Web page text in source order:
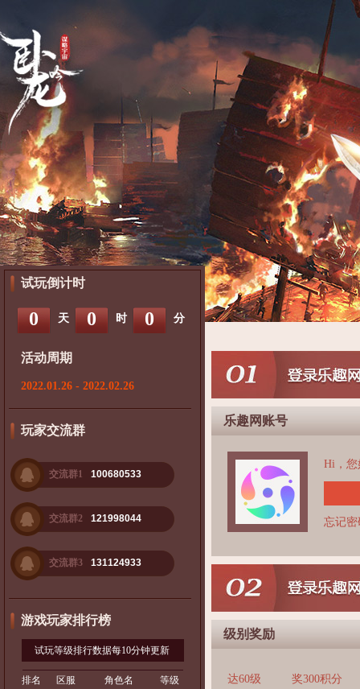
试玩倒计时
0 天 0 时 0 分
活动周期
2022.01.26 - 2022.02.26
玩家交流群
交流群1 100680533
交流群2 121998044
交流群3 131124933
游戏玩家排行榜
试玩等级排行数据每10分钟更新
排名 区服 角色名
等级
乐趣网账号
Hi，您
忘记密
级别奖励
达60级 奖300积分